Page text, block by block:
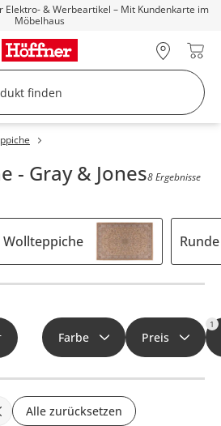
Elektro- & Werbeartikel – Mit Kundenkarte im
Möbelhaus
- Gray & Jones8 Ergebnisse
Wollteppiche
Farbe Preis
1
Alle zurücksetzen